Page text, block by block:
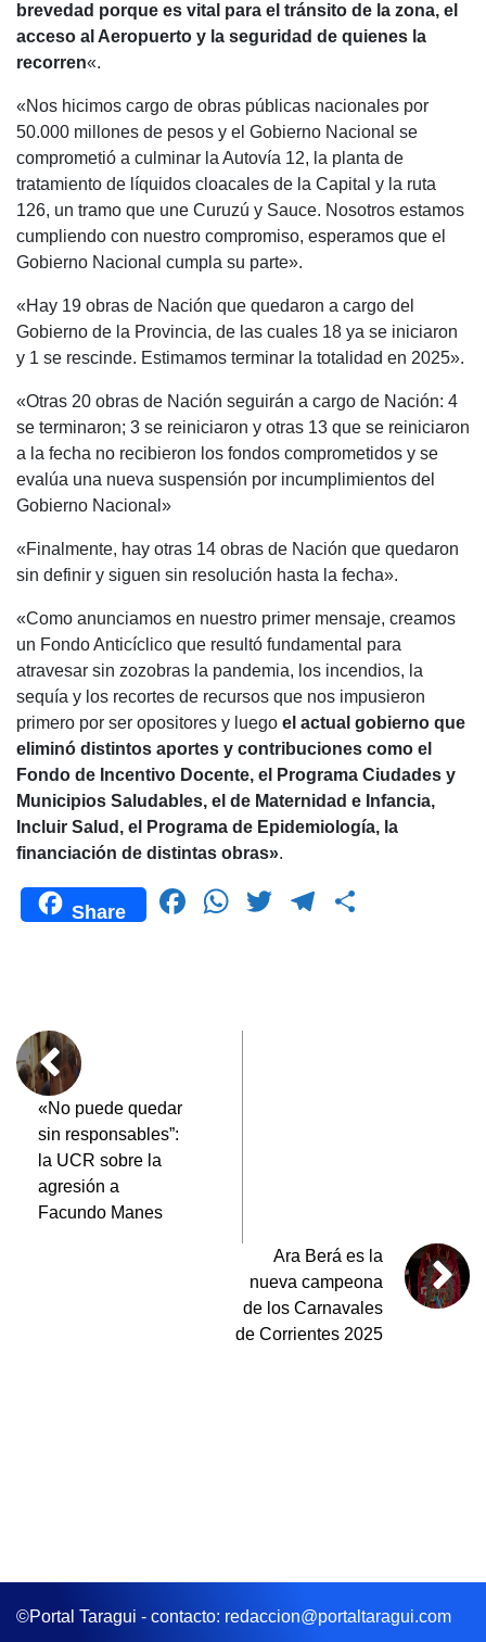
brevedad porque es vital para el tránsito de la zona, el
acceso al Aeropuerto y la seguridad de quienes la
recorren«.
«Nos hicimos cargo de obras públicas nacionales por
50.000 millones de pesos y el Gobierno Nacional se
comprometió a culminar la Autovía 12, la planta de
tratamiento de líquidos cloacales de la Capital y la ruta
126, un tramo que une Curuzú y Sauce. Nosotros estamos
cumpliendo con nuestro compromiso, esperamos que el
Gobierno Nacional cumpla su parte».
«Hay 19 obras de Nación que quedaron a cargo del
Gobierno de la Provincia, de las cuales 18 ya se iniciaron
y 1 se rescinde. Estimamos terminar la totalidad en 2025».
«Otras 20 obras de Nación seguirán a cargo de Nación: 4
se terminaron; 3 se reiniciaron y otras 13 que se reiniciaron
a la fecha no recibieron los fondos comprometidos y se
evalúa una nueva suspensión por incumplimientos del
Gobierno Nacional»
«Finalmente, hay otras 14 obras de Nación que quedaron
sin definir y siguen sin resolución hasta la fecha».
«Como anunciamos en nuestro primer mensaje, creamos
un Fondo Anticíclico que resultó fundamental para
atravesar sin zozobras la pandemia, los incendios, la
sequía y los recortes de recursos que nos impusieron
primero por ser opositores y luego el actual gobierno que
eliminó distintos aportes y contribuciones como el
Fondo de Incentivo Docente, el Programa Ciudades y
Municipios Saludables, el de Maternidad e Infancia,
Incluir Salud, el Programa de Epidemiología, la
financiación de distintas obras».
Share
F
W
A
T
T
«No puede quedar
sin responsables”:
la UCR sobre la
agresión a
Facundo Manes
Ara Berá es la
nueva campeona
de los Carnavales
de Corrientes 2025
©Portal Taragui - contacto: redaccion@portaltaragui.com